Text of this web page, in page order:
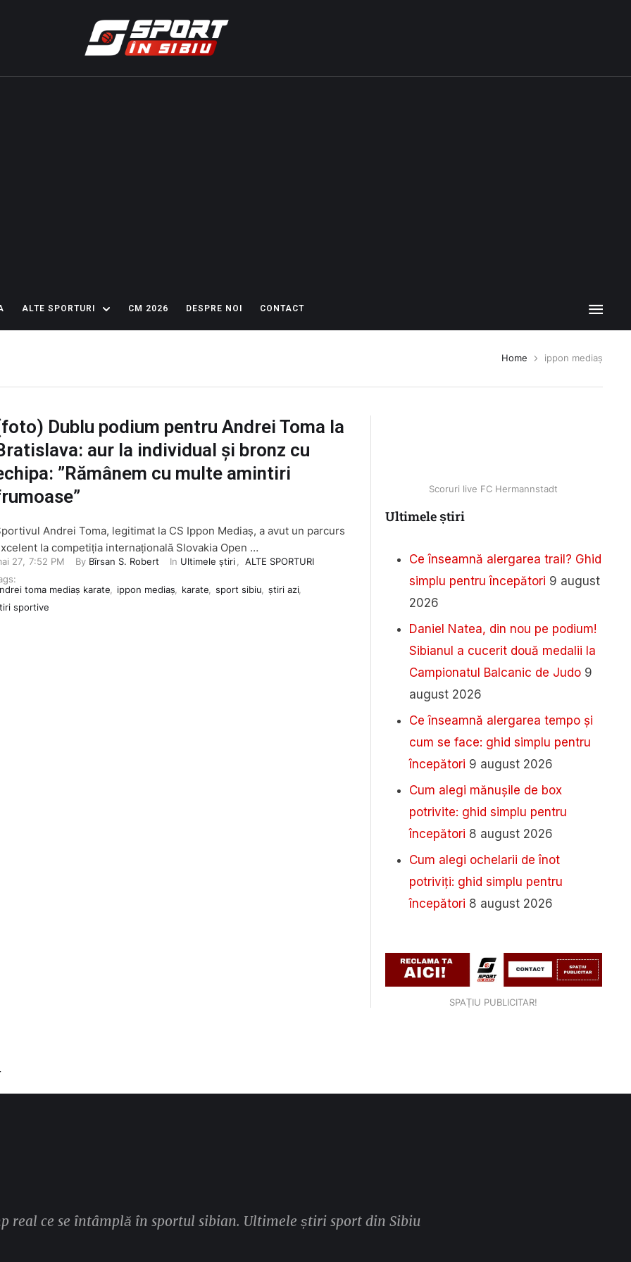
ALTE SPORTURI CM 2026 DESPRE NOI CONTACT
Home ippon mediaș
Dublu podium pentru Andrei Toma la
aur la individual și bronz cu
”Rămânem cu multe amintiri
Andrei Toma, legitimat la CS Ippon Mediaș, a avut un parcurs
la competiția internațională Slovakia Open …
27, 7:52 PM By Bîrsan S. Robert In Ultimele știri
ALTE SPORTURI
toma mediaș karate
ippon mediaș karate sport sibiu știri azi,
sportive
Scoruri live FC Hermannstadt
Ultimele știri
Ce înseamnă alergarea trail? Ghid
simplu pentru începători 9 august
2026
Daniel Natea, din nou pe podium!
Sibianul a cucerit două medalii la
Campionatul Balcanic de Judo 9
august 2026
Ce înseamnă alergarea tempo și
cum se face: ghid simplu pentru
începători 9 august 2026
Cum alegi mănușile de box
potrivite: ghid simplu pentru
începători 8 august 2026
Cum alegi ochelarii de înot
potriviți: ghid simplu pentru
începători 8 august 2026
SPAȚIU PUBLICITAR!
real ce se întâmplă în sportul sibian. Ultimele știri sport din Sibiu